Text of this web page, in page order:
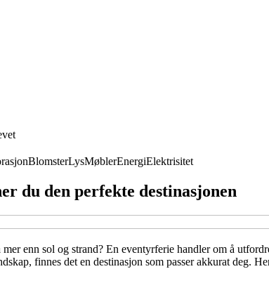
BlomsterLysMøblerEnergiElektrisitet
du den perfekte destinasjonen
enn sol og strand? En eventyrferie handler om å
finnes det en destinasjon som passer akkurat deg.